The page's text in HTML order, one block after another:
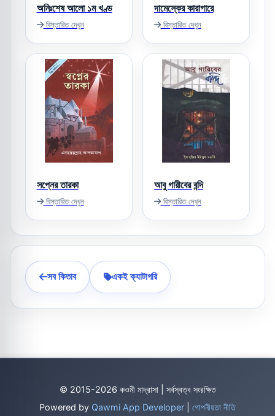
অনিঃশেষ আলো ১ম খণ্ড
বিস্তারিত দেখুন
দামেস্কের কারাগারে
বিস্তারিত দেখুন
সপ্নের তারকা
বিস্তারিত দেখুন
আবু গারীবের বন্দি
বিস্তারিত দেখুন
সব কিতাব একই ক্যাটাগরি
© 2015-2026 কওমী মাদ্রাসা | সর্বস্বত্ব সংরক্ষিত
Powered by Qawmi App Developer গোপনীয়তা নীতি